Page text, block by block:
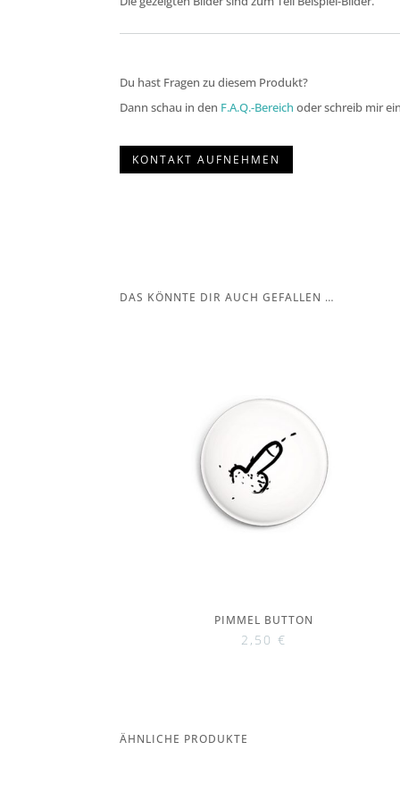
Du hast Fragen zu diesem Produkt?
Dann schau in den F.A.Q.-Bereich oder schreib mir
KONTAKT AUFNEHMEN
DAS KÖNNTE DIR AUCH GEFALLEN …
PIMMEL BUTTON
2,50€
ÄHNLICHE PRODUKTE